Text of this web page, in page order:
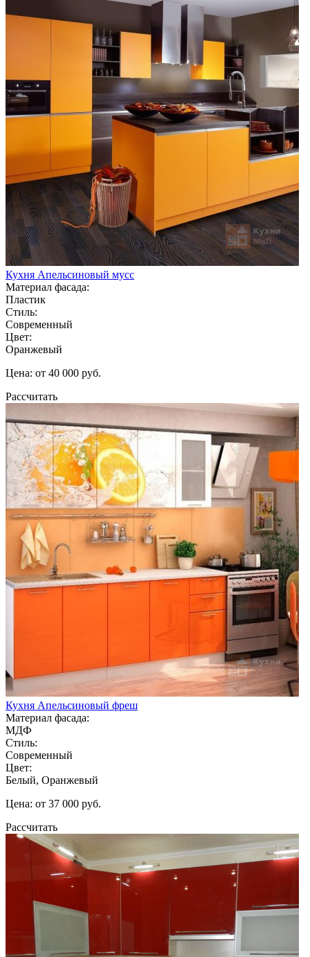
Кухня Апельсиновый мусс
Материал фасада:
Пластик
Стиль:
Современный
Цвет:
Оранжевый
Цена: от 40 000 руб.
Рассчитать
Кухня Апельсиновый фреш
Материал фасада:
МДФ
Стиль:
Современный
Цвет:
Белый, Оранжевый
Цена: от 37 000 руб.
Рассчитать